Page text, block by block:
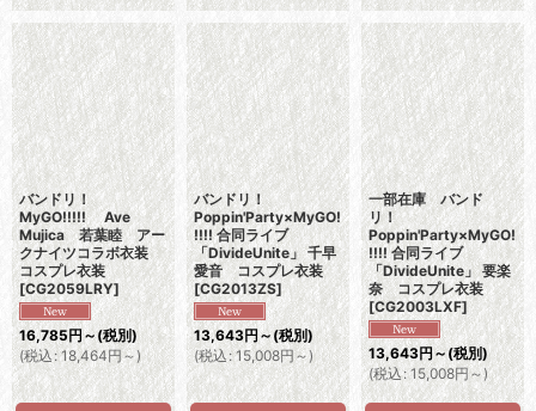
バンドリ！
MyGO!!!!! Ave
Mujica 若葉睦 アー
クナイツコラボ衣装
コスプレ衣装
[CG2059LRY]
16,785円～(税別)
(税込 : 18,464円～)
バンドリ！
Poppin'Party×MyGO!
!!!! 合同ライブ
「DivideUnite」 千早
愛音 コスプレ衣装
[CG2013ZS]
13,643円～(税別)
(税込 : 15,008円～)
一部在庫 バンド
リ！
Poppin'Party×MyGO!
!!!! 合同ライブ
「DivideUnite」 要楽
奈 コスプレ衣装
[CG2003LXF]
13,643円 ～ (税別)
(税込: 15,008円～)